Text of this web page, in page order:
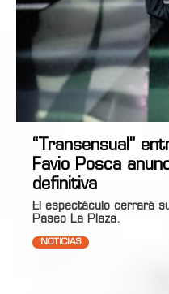
“Transensual”
Favio Posca
definitiva
El espectáculo cerrará
Paseo La Plaza.
NOTICIAS